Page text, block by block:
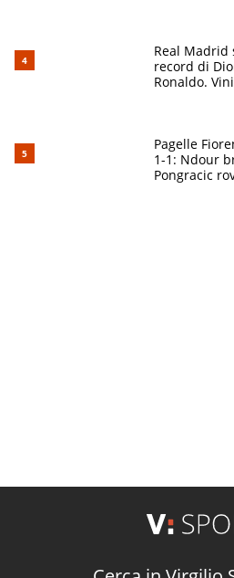
Real Madrid
record di
Ronaldo.
Pagelle
1-1: Ndour
Pongracic